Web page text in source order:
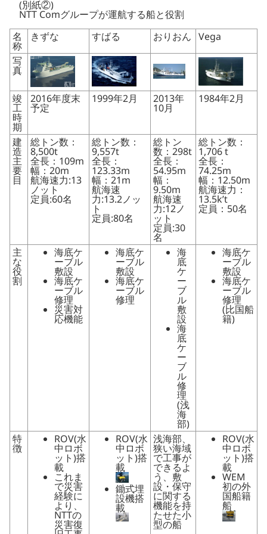
(別紙②)
NTT Comグループが運航する船と役割
名
称
きずな すばる おりおん Vega
写
真
竣
工
時
期
2016年度末
予定
1999年2月 2013年
10月
1984年2月
建
造
主
要
目
総トン数：
8,500t
全長：109m
幅：20m
航海速力:13
ノット
定員:60名
総トン数：
9,557t
全長：
123.33m
幅：21m
航海速
力:13.2ノッ
ト
定員:80名
総トン
数：298t
全長：
54.95m
幅：
9.50m
航海速
力:12ノ
ット
定員:30
名
総トン数：
1,706 t
全長：
74.25m
幅：12.50m
航海速力：
13.5k’t
定員：50名
主
な
役
割
海底ケ
ーブル
敷設
海底ケ
ーブル
修理
災害対
応機能
海底ケ
ーブル
敷設
海底ケ
ーブル
修理
海
底
ケ
ー
ブ
ル
敷
設
海
底
ケ
ー
ブ
ル
修
理
(浅
海
部)
海底ケ
ーブル
敷設
海底ケ
ーブル
修理
(比国船
籍)
特
徴
ROV(水
中ロボ
ット)搭
載
これま
で災害
経験に
より、
NTTの
災害復
ROV(水
中ロボ
ット)搭
載
鋤式埋
設機搭
載
浅海部、
狭い海域
で工事が
できるよ
う、敷
設・保守
に関する
機能を持
たせた小
型の船
ROV(水
中ロボ
ット)搭
載
WEM
初の外
国船籍
船